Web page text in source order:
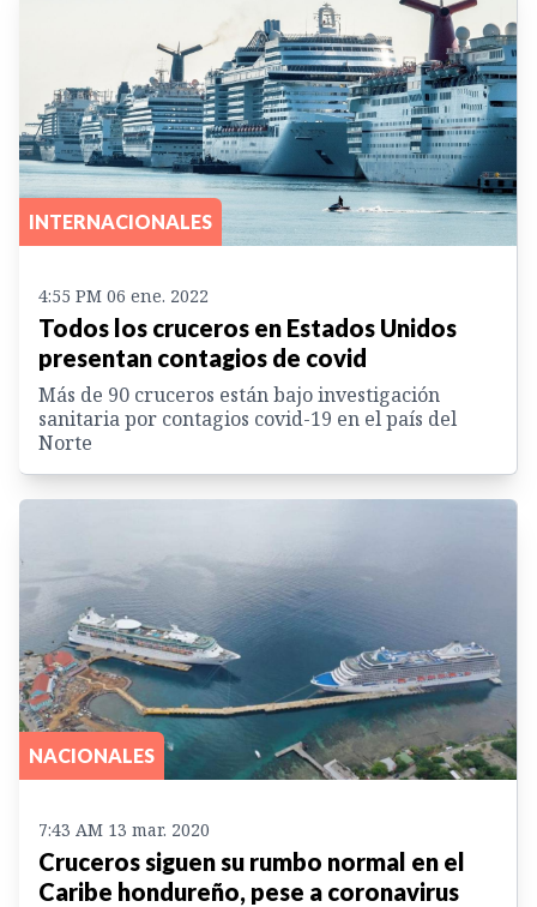
INTERNACIONALES
4:55 PM 06 ene. 2022
Todos los cruceros en Estados Unidos
presentan contagios de covid
Más de 90 cruceros están bajo investigación
sanitaria por contagios covid-19 en el país del
Norte
NACIONALES
7:43 AM 13 mar. 2020
Cruceros siguen su rumbo normal en el
Caribe hondureño, pese a coronavirus